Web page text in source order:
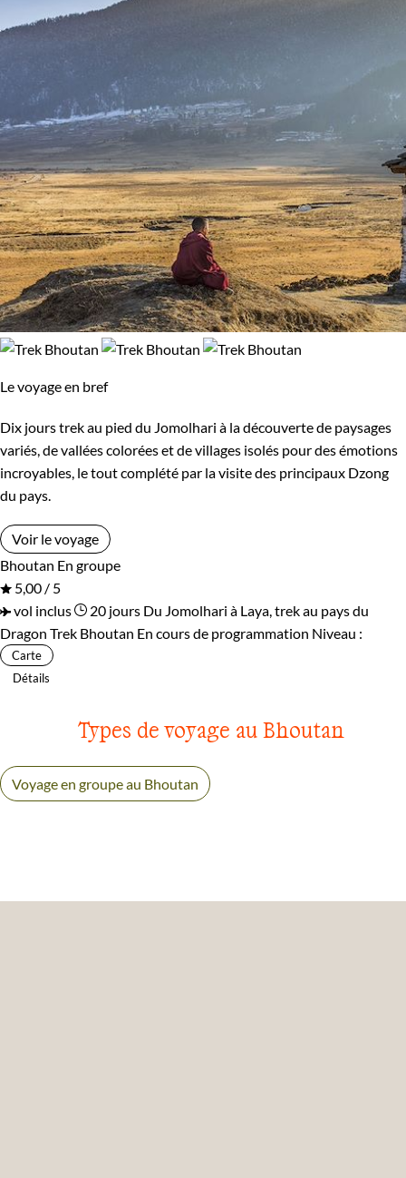
Le voyage en bref
Dix jours trek au pied du Jomolhari à la découverte de paysages
variés, de vallées colorées et de villages isolés pour des émotions
incroyables, le tout complété par la visite des principaux Dzong
du pays.
Voir le voyage
Bhoutan En groupe
5,00 / 5
vol inclus
20 jours Du Jomolhari à Laya, trek au pays du
Dragon Trek Bhoutan En cours de programmation Niveau :
Carte
Détails
Types de voyage au Bhoutan
Voyage en groupe au Bhoutan